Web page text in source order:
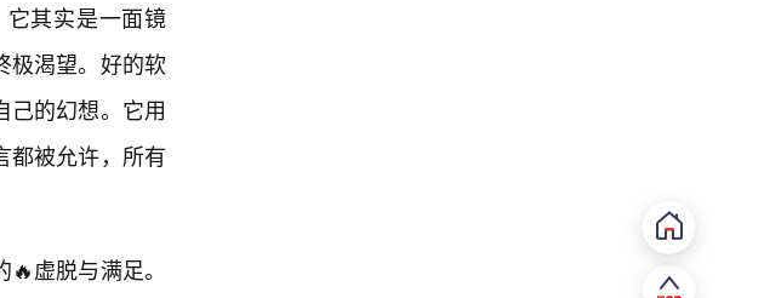
其实是一面镜
极渴望。好的软
己的幻想。它用
都被允许，所有
虚脱与满足。